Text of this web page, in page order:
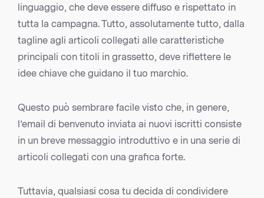
linguaggio, che deve essere diffuso e rispettato in
tutta la campagna. Tutto, assolutamente tutto, dalla
tagline agli articoli collegati alle caratteristiche
principali con titoli in grassetto, deve riflettere le
idee chiave che guidano il tuo marchio.
Questo può sembrare facile visto che, in genere,
l’email di benvenuto inviata ai nuovi iscritti consiste
in un breve messaggio introduttivo e in una serie di
articoli collegati con una grafica forte.
Tuttavia, qualsiasi cosa tu decida di condividere